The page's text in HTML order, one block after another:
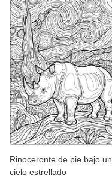
Rinoceronte de pie bajo un
cielo estrellado